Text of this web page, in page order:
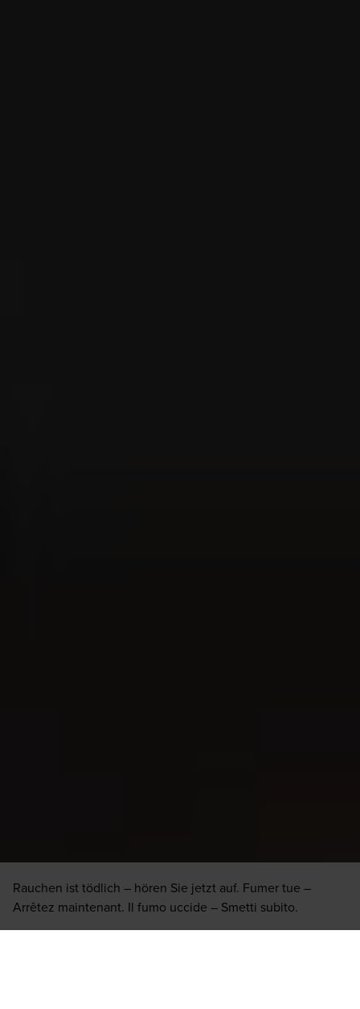
Rauchen ist tödlich – hören Sie jetzt auf. Fumer tue –
Arrêtez maintenant. Il fumo uccide – Smetti subito.